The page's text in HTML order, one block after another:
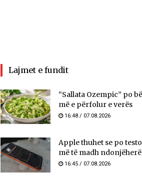
Lajmet e fundit
“Sallata Ozempic” po
më e përfolur e verës
16:48 / 07.08.2026
Apple thuhet se po
më të madh ndonjëherë
16:45 / 07.08.2026